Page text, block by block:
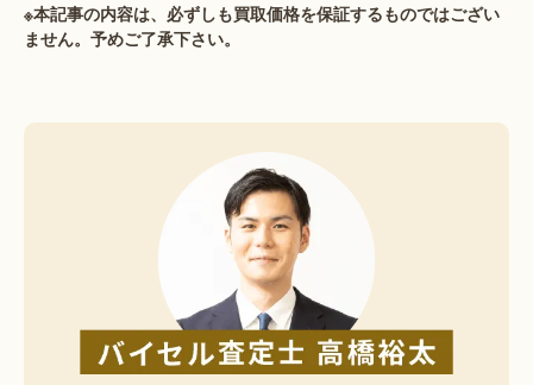
※本記事の内容は、必ずしも買取価格を保証するものではござい
ません。予めご了承下さい。